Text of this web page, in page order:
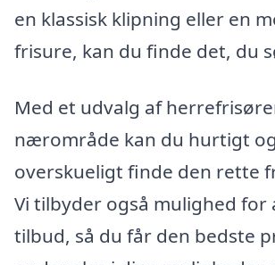
en klassisk klipning eller en
frisure, kan du finde det, du
Med et udvalg af
nærområde kan du hurtigt og
overskueligt finde den rette
Vi tilbyder også mulighed for
tilbud, så du får den bedste